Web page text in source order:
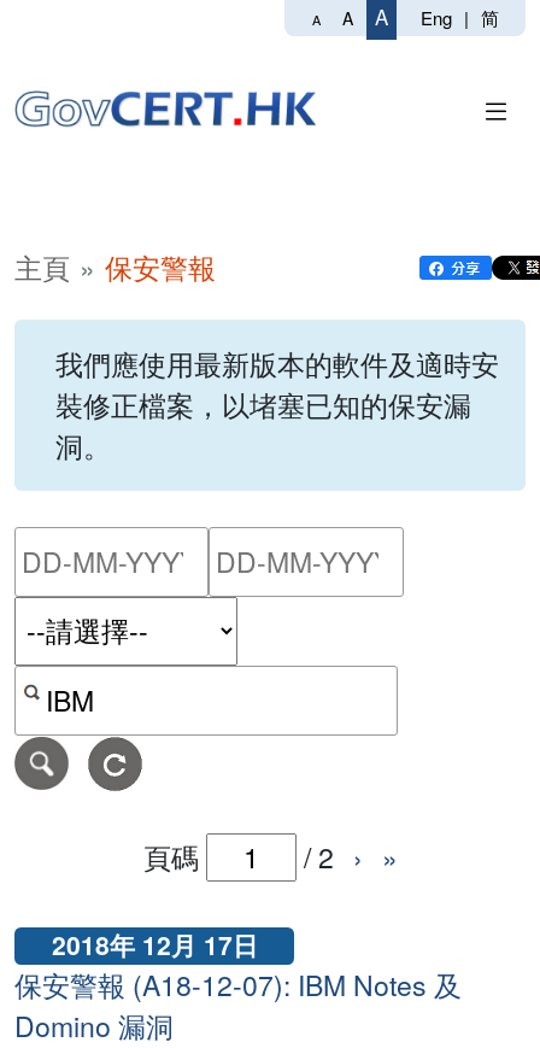
A A A Eng | 简
主頁 保安警報
我們應使用最新版本的軟件及適時安
裝修正檔案，以堵塞已知的保安漏
洞。
請輸入搜尋日期範圍的開
按關鍵字或 CVE ID 搜尋保安警報
頁碼 /2 › »
2018年 12月 17日
保安警報 (A18-12-07): IBM Notes 及
Domino 漏洞